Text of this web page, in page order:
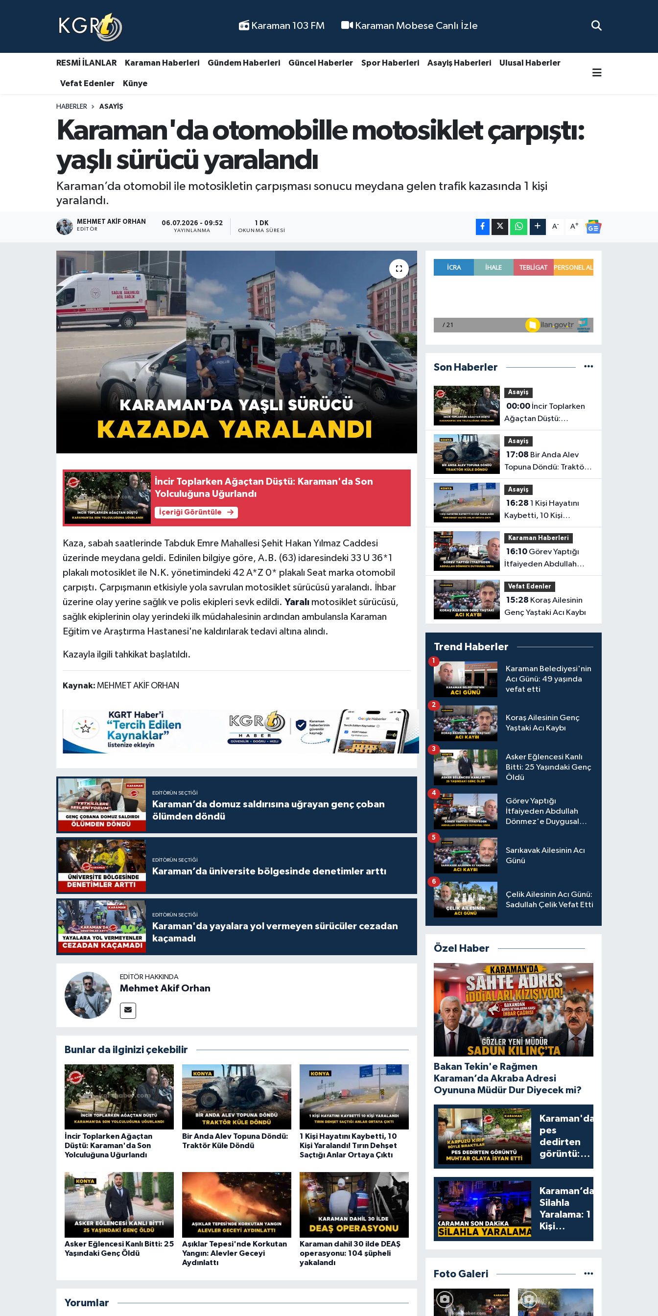
Karaman 103 FM Karaman Mobese Canlı İzle
RESMİ İLANLAR Karaman Haberleri Gündem Haberleri Güncel Haberler Spor Haberleri Asayiş Haberleri Ulusal Haberler
Vefat Edenler Künye
HABERLER ASAYIŞ
Karaman'da otomobille motosiklet çarpıştı:
yaşlı sürücü yaralandı
Karaman’da otomobil ile motosikletin çarpışması sonucu meydana gelen trafik kazasında 1 kişi
yaralandı.
MEHMET AKIF ORHAN
EDITÖR
06.07.2026 - 09:52
YAYINLANMA
1 DK
OKUNMA SÜRESI
A- A+
İncir Toplarken Ağaçtan Düştü: Karaman'da Son
Yolculuğuna Uğurlandı
İçeriği Görüntüle
Kaza, sabah saatlerinde Tabduk Emre Mahallesi Şehit Hakan Yılmaz Caddesi
üzerinde meydana geldi. Edinilen bilgiye göre, A.B. (63) idaresindeki 33 U 36*1
plakalı motosiklet ile N.K. yönetimindeki 42 A*Z 0* plakalı Seat marka otomobil
çarpıştı. Çarpışmanın etkisiyle yola savrulan motosiklet sürücüsü yaralandı. İhbar
üzerine olay yerine sağlık ve polis ekipleri sevk edildi. Yaralı motosiklet sürücüsü,
sağlık ekiplerinin olay yerindeki ilk müdahalesinin ardından ambulansla Karaman
Eğitim ve Araştırma Hastanesi'ne kaldırılarak tedavi altına alındı.
Kazayla ilgili tahkikat başlatıldı.
Kaynak: MEHMET AKİF ORHAN
EDITÖRÜN SEÇTIĞI
Karaman’da domuz saldırısına uğrayan genç çoban
ölümden döndü
EDITÖRÜN SEÇTIĞI
Karaman’da üniversite bölgesinde denetimler arttı
EDITÖRÜN SEÇTIĞI
Karaman'da yayalara yol vermeyen sürücüler cezadan
kaçamadı
EDITÖR HAKKINDA
Mehmet Akif Orhan
Bunlar da ilginizi çekebilir
İncir Toplarken Ağaçtan
Düştü: Karaman'da Son
Yolculuğuna Uğurlandı
Bir Anda Alev Topuna Döndü:
Traktör Küle Döndü
1 Kişi Hayatını Kaybetti, 10
Kişi Yaralandı! Tırın Dehşet
Saçtığı Anlar Ortaya Çıktı
Asker Eğlencesi Kanlı Bitti: 25
Yaşındaki Genç Öldü
Aşıklar Tepesi'nde Korkutan
Yangın: Alevler Geceyi
Aydınlattı
Karaman dahil 30 ilde DEAŞ
operasyonu: 104 şüpheli
yakalandı
Yorumlar
Son Haberler
Asayiş
00:00İncir Toplarken
Ağaçtan Düştü:
Karaman'da Son
Yolculuğuna Uğurlandı
Asayiş
17:08
Topuna Döndü: Traktör
Küle Döndü
Asayiş
16:28
Kaybetti, 10 Kişi
Yaralandı! Tırın Dehşet
Saçtığı Anlar Ortaya
Çıktı
Karaman Haberleri
16:10Görev Yaptığı
İtfaiyeden Abdullah
Dönmez'e Duygusal
Veda
Vefat Edenler
15:28
Genç Yaştaki Acı Kaybı
Trend Haberler
Karaman Belediyesi'nin
Acı Günü: 49 yaşında
vefat etti
1
Koraş Ailesinin Genç
Yaştaki Acı Kaybı
2
Asker Eğlencesi Kanlı
Bitti: 25 Yaşındaki Genç
Öldü
3
Görev Yaptığı
İtfaiyeden Abdullah
Dönmez'e Duygusal
4
Sarıkavak Ailesinin Acı
Günü
5
Çelik Ailesinin Acı Günü:
Sadullah Çelik Vefat Etti
6
Özel Haber
Bakan Tekin'e Rağmen
Karaman’da Akraba Adresi
Oyununa Müdür Dur Diyecek mi?
Karaman'da
pes
dedirten
görüntü:
yumruklayıp
yediler,
artıklarını
kamelyada
bıraktılar
Karaman’da
Silahla
Yaralama: 1
Kişi
Foto Galeri
Karaman Haberleri
Gündem Haberleri
Güncel Haberler
Asayiş Haberleri
Ulusal Haberler
Vefat Edenler